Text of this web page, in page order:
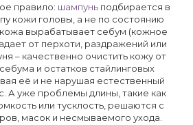
правило: шампунь подбирается в
кожи головы, а не по состоянию
вырабатывает себум (кожное
от перхоти, раздражений или
– качественно очистить кожу от
и остатков стайлинговых
её и не нарушая естественный
А уже проблемы длины, такие как
или тусклость, решаются с
масок и несмываемого ухода.